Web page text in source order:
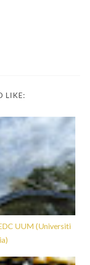
LIKE:
UUM (Universiti